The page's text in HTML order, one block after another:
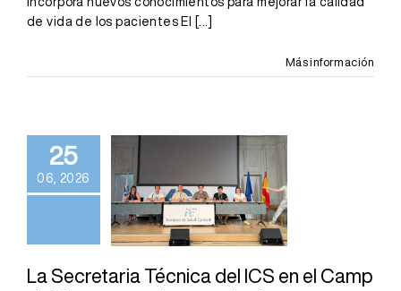
de vida de los pacientes El
[...]
Más información
25
06, 2026
Técnica del
Camp de
Tarragona,
clave en el
primer
Datathon InCa
sobre
La Secretaria Técnica del ICS en el Camp